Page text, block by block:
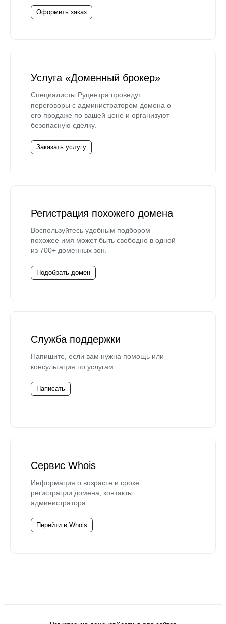
Оформить заказ
Услуга «Доменный брокер»
Специалисты Руцентра проведут
переговоры с администратором домена о
его продаже по вашей цене и организуют
безопасную сделку.
Заказать услугу
Регистрация похожего домена
Воспользуйтесь удобным подбором —
похожее имя может быть свободно в одной
из 700+ доменных зон.
Подобрать домен
Служба поддержки
Напишите, если вам нужна помощь или
консультация по услугам.
Написать
Сервис Whois
Информация о возрасте и сроке
регистрации домена, контакты
администратора.
Перейти в Whois